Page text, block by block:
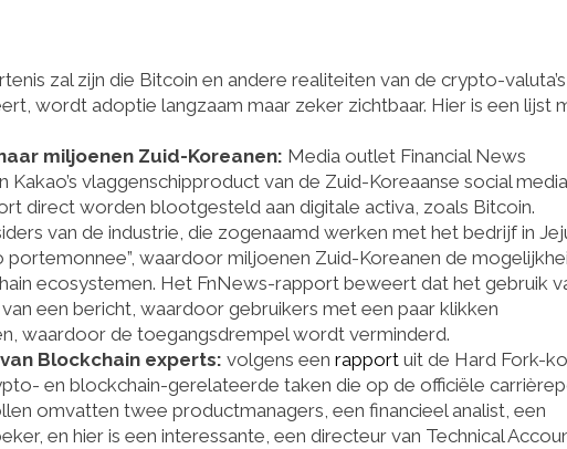
zal zijn die Bitcoin en andere realiteiten van de crypto-valuta’s
wordt adoptie langzaam maar zeker zichtbaar. Hier is een lijst
miljoenen Zuid-Koreanen: Media outlet Financial News
vlaggenschipproduct van de Zuid-Koreaanse social
direct worden blootgesteld aan digitale activa, zoals Bitcoin.
van de industrie, die zogenaamd werken met het bedrijf in
waardoor miljoenen Zuid-Koreanen de
ecosystemen. Het FnNews-rapport beweert dat het gebruik
een bericht, waardoor gebruikers met een paar klikken
waardoor de toegangsdrempel wordt verminderd.
Blockchain experts: volgens een rapport uit de Hard Fork-
en blockchain-gerelateerde taken die op de officiële
omvatten twee productmanagers, een financieel analist, een
en hier is een interessante, een directeur van Technical